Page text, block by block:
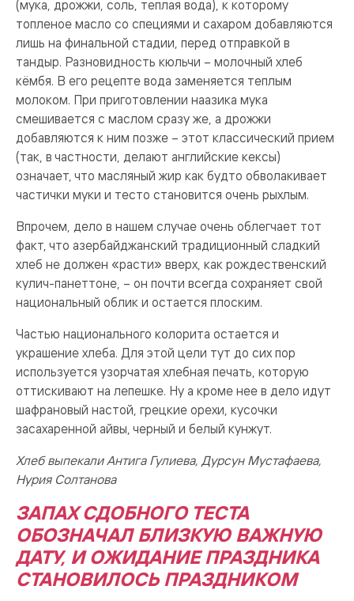
(мука, дрожжи, соль, теплая вода), к которому
топленое масло со специями и сахаром добавляются
лишь на финальной стадии, перед отправкой в
тандыр. Разновидность кюльчи – молочный хлеб
кёмбя. В его рецепте вода заменяется теплым
молоком. При приготовлении наазика мука
смешивается с маслом сразу же, а дрожжи
добавляются к ним позже – этот классический прием
(так, в частности, делают английские кексы)
означает, что масляный жир как будто обволакивает
частички муки и тесто становится очень рыхлым.
Впрочем, дело в нашем случае очень облегчает тот
факт, что азербайджанский традиционный сладкий
хлеб не должен «расти» вверх, как рождественский
кулич-панеттоне, – он почти всегда сохраняет свой
национальный облик и остается плоским.
Частью национального колорита остается и
украшение хлеба. Для этой цели тут до сих пор
используется узорчатая хлебная печать, которую
оттискивают на лепешке. Ну а кроме нее в дело идут
шафрановый настой, грецкие орехи, кусочки
засахаренной айвы, черный и белый кунжут.
Хлеб выпекали Антига Гулиева, Дурсун Мустафаева,
Нурия Солтанова
ЗАПАХ СДОБНОГО ТЕСТА
ОБОЗНАЧАЛ БЛИЗКУЮ ВАЖНУЮ
ДАТУ, И ОЖИДАНИЕ ПРАЗДНИКА
СТАНОВИЛОСЬ ПРАЗДНИКОМ